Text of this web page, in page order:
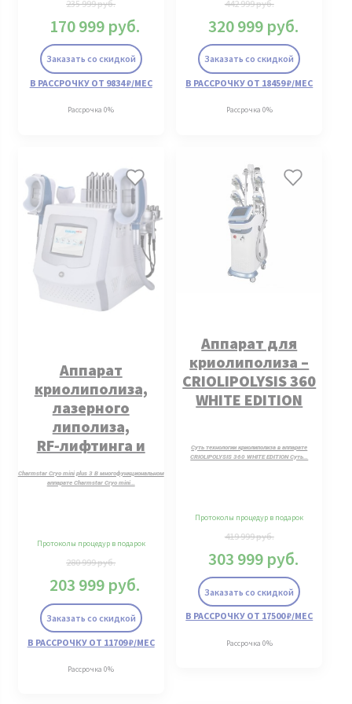
Заказать со скидкой
235 999руб.
170 999 руб.
В РАССРОЧКУ ОТ 9834 ₽/МЕС
Рассрочка 0%
Заказать со скидкой
442 999руб.
320 999 руб.
В РАССРОЧКУ ОТ 18459 ₽/МЕС
Рассрочка 0%
Заказать со скидкой
Аппарат
криолиполиза,
лазерного
липолиза,
RF‑лифтинга и
Charmstar Cryo mini plus 3 В мно­гофун­кци­ональ­ном
ап­па­рате Charmstar Cryo mini…
Протоколы процедур в подарок
280 999руб.
203 999 руб.
В РАССРОЧКУ ОТ 11709 ₽/МЕС
Рассрочка 0%
Заказать со скидкой
Аппарат для
криолиполиза –
CRIOLIPOLYSIS 360
WHITE EDITION
Суть технологии криолиполиза в аппарате
CRIOLIPOLYSIS 360 WHITE EDITION Суть…
Протоколы процедур в подарок
419 999руб.
303 999 руб.
В РАССРОЧКУ ОТ 17500 ₽/МЕС
Рассрочка 0%